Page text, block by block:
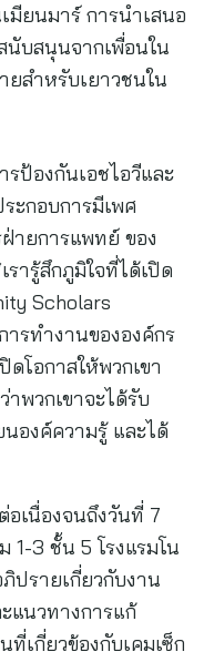
มียนมาร์ การนำเสนอ
นับสนุนจากเพื่อนใน
สำหรับเยาวชนใน
ป้องกันเอชไอวีและ
ะกอบการมีเพศ
ายการแพทย์ ของ
รารู้สึกภูมิใจที่ได้เปิด
Scholars
รทำงานขององค์กร
โอกาสให้พวกเขา
าพวกเขาจะได้รับ
องค์ความรู้ และได้
อเนื่องจนถึงวันที่ 7
3 ชั้น 5 โรงแรมโน
ปรายเกี่ยวกับงาน
แนวทางการแก้
เกี่ยวข้องกับเคมเซ็ก